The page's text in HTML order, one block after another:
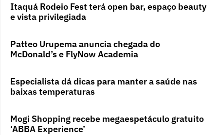
Itaquá Rodeio Fest terá open bar, espaço beauty
e vista privilegiada
Patteo Urupema anuncia chegada do
McDonald’s e FlyNow Academia
Especialista dá dicas para manter a saúde nas
baixas temperaturas
Mogi Shopping recebe megaespetáculo gratuito
‘ABBA Experience’